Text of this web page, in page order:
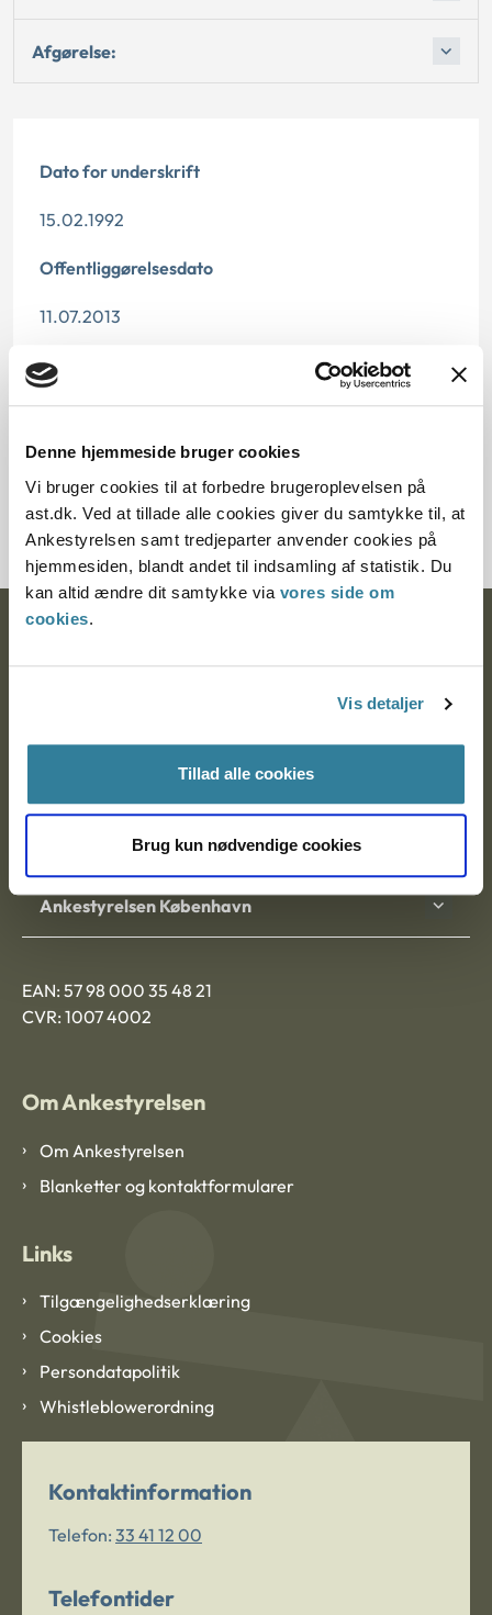
Denne hjemmeside bruger cookies
Vi bruger cookies til at forbedre brugeroplevelsen på
ast.dk. Ved at tillade alle cookies giver du samtykke til, at
Ankestyrelsen samt tredjeparter anvender cookies på
hjemmesiden, blandt andet til indsamling af statistik. Du
kan altid ændre dit samtykke via vores side om
cookies.
Vis detaljer
Tillad alle cookies
Brug kun nødvendige cookies
Afgørelse:
Dato for underskrift
15.02.1992
Offentliggørelsesdato
11.07.2013
Paragraf
§ 26 § 46 § 9 § 54
Journalnummer
277-14691
Ankestyrelsen Aalborg
Ankestyrelsen København
EAN: 57 98 000 35 48 21
CVR: 1007 4002
Om Ankestyrelsen
Om Ankestyrelsen
Blanketter og kontaktformularer
Links
Tilgængelighedserklæring
Cookies
Persondatapolitik
Whistleblowerordning
Kontaktinformation
Telefon: 33 41 12 00
Telefontider